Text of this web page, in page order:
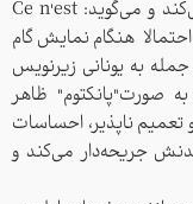
می‌بیند. مکث می‌کند و رو به دوربین نگاه می‌کند و می‌گوید: Ce n'est
هنگام نمایش گام
به یونانی زیرنویس
صورت"پانکتوم" ظاهر
ناپذیر، احساسات
جریحه‌دار می‌کند و